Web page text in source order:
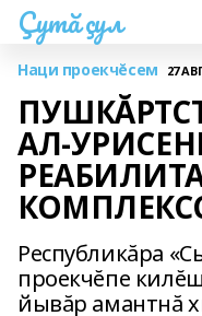
Çутă çул
Наци проекчĕсем 27
АЛ-
Республикăра
проекчĕпе
йывăр амантнă